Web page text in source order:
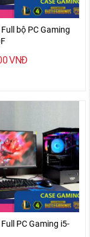
bộ PC Gaming
VNĐ
PC Gaming i5-